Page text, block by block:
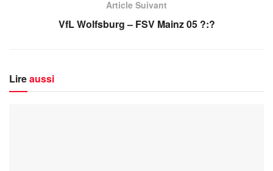
Article Suivant
VfL Wolfsburg – FSV Mainz 05 ?:?
Lireaussi